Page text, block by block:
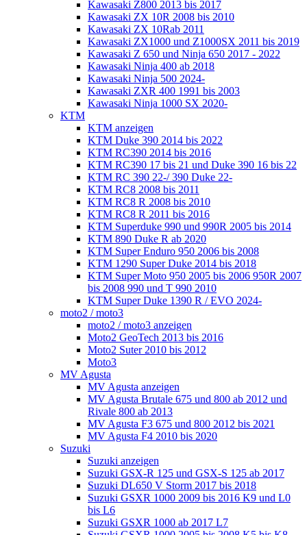
Kawasaki Z800 2013 bis 2017
Kawasaki ZX 10R 2008 bis 2010
Kawasaki ZX 10Rab 2011
Kawasaki ZX1000 und Z1000SX 2011 bis 2019
Kawasaki Z 650 und Ninja 650 2017 - 2022
Kawasaki Ninja 400 ab 2018
Kawasaki Ninja 500 2024-
Kawasaki ZXR 400 1991 bis 2003
Kawasaki Ninja 1000 SX 2020-
KTM
KTM anzeigen
KTM Duke 390 2014 bis 2022
KTM RC390 2014 bis 2016
KTM RC390 17 bis 21 und Duke 390 16 bis 22
KTM RC 390 22-/ 390 Duke 22-
KTM RC8 2008 bis 2011
KTM RC8 R 2008 bis 2010
KTM RC8 R 2011 bis 2016
KTM Superduke 990 und 990R 2005 bis 2014
KTM 890 Duke R ab 2020
KTM Super Enduro 950 2006 bis 2008
KTM 1290 Super Duke 2014 bis 2018
KTM Super Moto 950 2005 bis 2006 950R 2007
bis 2008 990 und T 990 2010
KTM Super Duke 1390 R / EVO 2024-
moto2 / moto3
moto2 / moto3 anzeigen
Moto2 GeoTech 2013 bis 2016
Moto2 Suter 2010 bis 2012
Moto3
MV Agusta
MV Agusta anzeigen
MV Agusta Brutale 675 und 800 ab 2012 und
Rivale 800 ab 2013
MV Agusta F3 675 und 800 2012 bis 2021
MV Agusta F4 2010 bis 2020
Suzuki
Suzuki anzeigen
Suzuki GSX-R 125 und GSX-S 125 ab 2017
Suzuki DL650 V Storm 2017 bis 2018
Suzuki GSXR 1000 2009 bis 2016 K9 und L0
bis L6
Suzuki GSXR 1000 ab 2017 L7